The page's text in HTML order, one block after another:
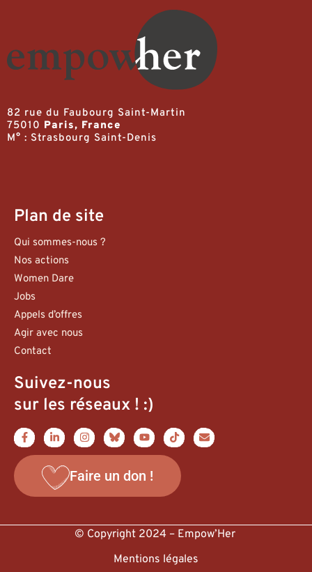
82 rue du Faubourg Saint-Martin
75010 Paris, France
M° : Strasbourg Saint-Denis
Plan de site
Qui sommes-nous ?
Nos actions
Women Dare
Jobs
Appels d’offres
Agir avec nous
Contact
Suivez-nous
sur les réseaux ! :)
Faire un don !
© Copyright 2024 – Empow’Her
Mentions légales